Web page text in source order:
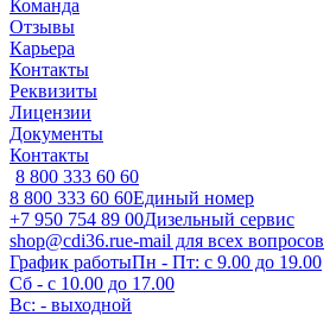
Команда
Отзывы
Карьера
Контакты
Реквизиты
Лицензии
Документы
Контакты
8 800 333 60 60
8 800 333 60 60Единый номер
+7 950 754 89 00Дизельный сервис
shop@cdi36.rue-mail для всех вопросов
График работыПн - Пт: с 9.00 до 19.00
Сб - с 10.00 до 17.00
Вс: - выходной